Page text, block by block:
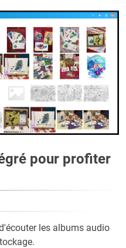
pour profiter
les albums audio